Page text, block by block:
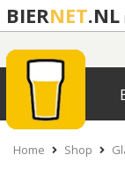
BIERNET.NL
Home Shop